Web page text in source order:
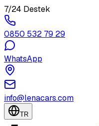
7/24 Destek
0850 532 79 29
WhatsApp
info@lenacars.com
TR